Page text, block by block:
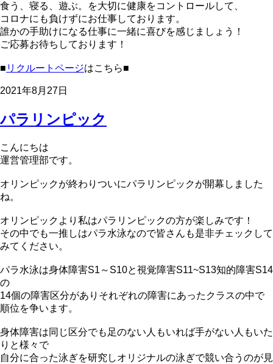
食う、寝る、遊ぶ。を大切に健康をコントロールして、
コロナにも負けずにお仕事しております。
誰かの手助けになる仕事に一緒に喜びを感じましょう！
ご応募お待ちしております！
■ リクルートページはこちら■
2021年8月27日
パラリンピック
こんにちは
運営管理部です。
オリンピックが終わりついにパラリンピックが開幕しました
ね。
オリンピックより私はパラリンピックの方が楽しみです！
その中でも一推しはパラ水泳なので皆さんも是非チェックして
みてください。
パラ水泳は身体障害S1～S10と視覚障害S11~S13知的障害S14
の
14個の障害区分がありそれぞれの障害にあったクラスの中で
順位を争います。
身体障害は同じ区分でも足のない人もいれば手がない人もいた
りと様々で
自分に合った泳ぎを研究しオリジナルの泳ぎで競い合うのが見